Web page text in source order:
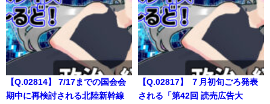
【Q.02814】 7/17までの国会会
期中に再検討される北陸新幹線
【Q.02817】 ７月初旬ごろ発表
される「第42回 読売広告大